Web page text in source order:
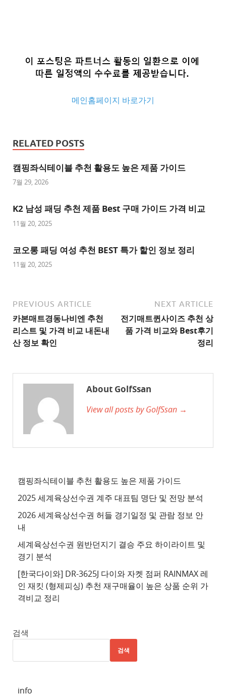
메인홈페이지 바로가기
사
이
트
천
사
트
1
사
이
트
2
천
이
트
추
사
이
트
사
이
추
RELATED POSTS
캠핑좌식테이블 추천 활용도 높은 제품 가이드
7월 29, 2026
K2 남성 패딩 추천 제품 Best 구매 가이드 가격 비교
11월 20, 2025
코오롱 패딩 여성 추천 BEST 특가 할인 정보 정리
11월 20, 2025
PREVIOUS ARTICLE
카본매트경동나비엔 추천
리스트 및 가격 비교 내돈내
산 정보 확인
NEXT ARTICLE
전기매트퀸사이즈 추천 상
품 가격 비교와 Best후기
정리
About GolfSsan
View all posts by GolfSsan →
캠핑좌식테이블 추천 활용도 높은 제품 가이드
2025 세계육상선수권 계주 대표팀 명단 및 전망 분석
2026 세계육상선수권 허들 경기일정 및 관람 정보 안
내
세계육상선수권 원반던지기 결승 주요 하이라이트 및
경기 분석
[한국다이와] DR-3625J 다이와 자켓 점퍼 RAINMAX 레
인 재킷 (형제피싱) 추천 재구매율이 높은 상품 순위 가
격비교 정리
검색
검색
info